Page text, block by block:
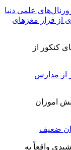
علمی دنیا
از فرار مغزهای
از مدارس
ضعیف